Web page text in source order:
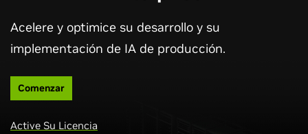
Acelere y optimice su desarrollo y su
implementación de IA de producción.
Comenzar
Active Su Licencia